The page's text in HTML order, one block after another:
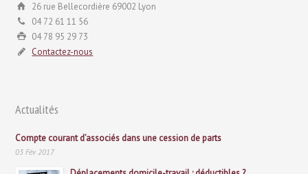
26 rue Bellecordière 69002 Lyon
04 72 61 11 56
04 78 95 29 73
Contactez-nous
Actualités
Compte courant d’associés dans une cession de parts
03 Fév 2017